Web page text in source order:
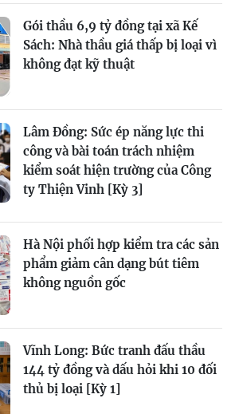
Gói thầu 6,9 tỷ đồng tại xã Kế
Sách: Nhà thầu giá thấp bị loại vì
không đạt kỹ thuật
Lâm Đồng: Sức ép năng lực thi
công và bài toán trách nhiệm
kiểm soát hiện trường của Công
ty Thiện Vinh [Kỳ 3]
Hà Nội phối hợp kiểm tra các sản
phẩm giảm cân dạng bút tiêm
không nguồn gốc
Vĩnh Long: Bức tranh đấu thầu
144 tỷ đồng và dấu hỏi khi 10 đối
thủ bị loại [Kỳ 1]